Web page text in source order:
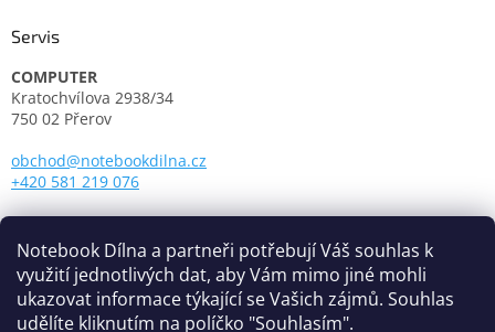
Notebook Dílna a partneři potřebují Váš souhlas k
využití jednotlivých dat, aby Vám mimo jiné mohli
ukazovat informace týkající se Vašich zájmů. Souhlas
udělíte kliknutím na políčko "Souhlasím".
Servis
COMPUTER
Kratochvílova 2938/34
750 02 Přerov
obchod@notebookdilna.cz
+420 581 219 076
Otevírací doba:
Pondělí - Pátek: 9.00 - 17.00